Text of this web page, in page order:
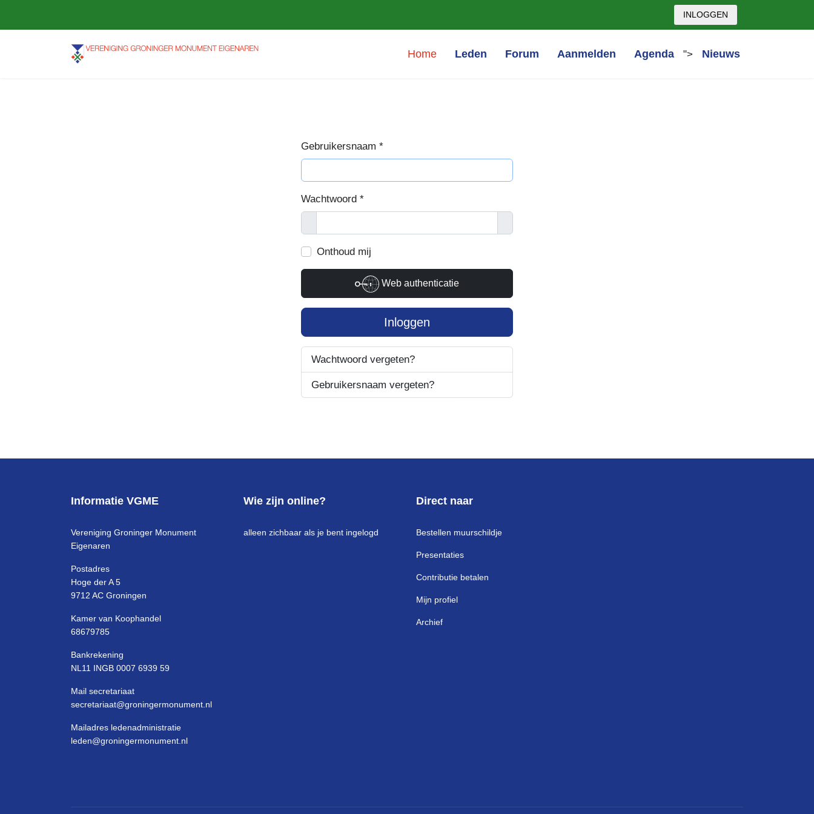
INLOGGEN
Home Leden Forum Aanmelden Agenda "> Nieuws
Gebruikersnaam *
Wachtwoord *
Onthoud mij
Web authenticatie
Inloggen
Wachtwoord vergeten?
Gebruikersnaam vergeten?
Informatie VGME
Vereniging Groninger Monument
Eigenaren
Postadres
Hoge der A 5
9712 AC Groningen
Kamer van Koophandel
68679785
Bankrekening
NL11 INGB 0007 6939 59
Mail secretariaat
secretariaat@groningermonument.nl
Mailadres ledenadministratie
leden@groningermonument.nl
Wie zijn online?
alleen zichbaar als je bent ingelogd
Direct naar
Bestellen muurschildje
Presentaties
Contributie betalen
Mijn profiel
Archief